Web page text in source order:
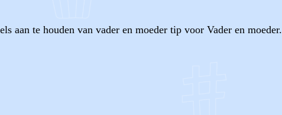
aan te houden van vader en moeder tip voor Vader en moeder.